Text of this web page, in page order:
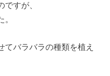
ですが、
てバラバラの種類を植え